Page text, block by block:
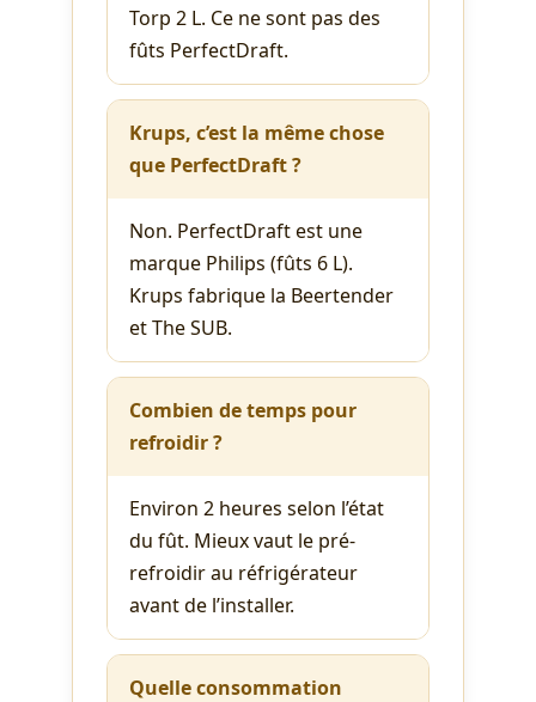
Torp 2 L. Ce ne sont pas des
fûts PerfectDraft.
Krups, c’est la même chose
que PerfectDraft ?
Non. PerfectDraft est une
marque Philips (fûts 6 L).
Krups fabrique la Beertender
et The SUB.
Combien de temps pour
refroidir ?
Environ 2 heures selon l’état
du fût. Mieux vaut le pré-
refroidir au réfrigérateur
avant de l’installer.
Quelle consommation